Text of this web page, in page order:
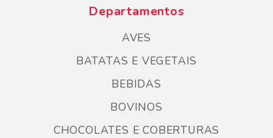
Departamentos
AVES
BATATAS E VEGETAIS
BEBIDAS
BOVINOS
CHOCOLATES E COBERTURAS